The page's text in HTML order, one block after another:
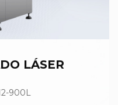
LÁSER
900L